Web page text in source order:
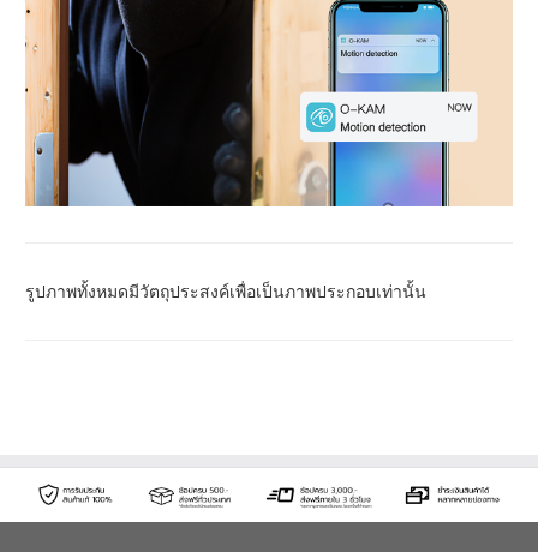
รูปภาพทั้งหมดมีวัตถุประสงค์เพื่อเป็นภาพประกอบเท่านั้น